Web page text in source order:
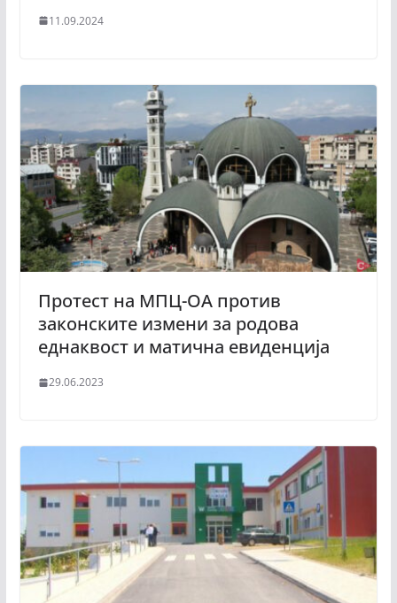
11.09.2024
Протест на МПЦ-ОА против
законските измени за родова
еднаквост и матична евиденција
29.06.2023